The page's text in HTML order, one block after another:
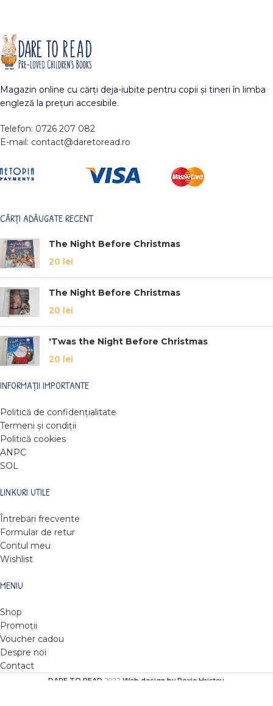
Magazin online cu cărți deja-iubite pentru copii și tineri în limba
engleză la prețuri accesibile.
Telefon: 0726 207 082
E-mail: contact@daretoread.ro
CĂRȚI ADĂUGATE RECENT
The Night Before Christmas
20 lei
The Night Before Christmas
20 lei
'Twas the Night Before Christmas
20 lei
INFORMAȚII IMPORTANTE
Politică de confidențialitate
Termeni și condiții
Politică cookies
ANPC
SOL
LINKURI UTILE
Întrebări frecvente
Formular de retur
Contul meu
Wishlist
MENIU
Shop
Promoții
Voucher cadou
Despre noi
Contact
DARE TO READ 2022 Web design by Roxie Hristev.